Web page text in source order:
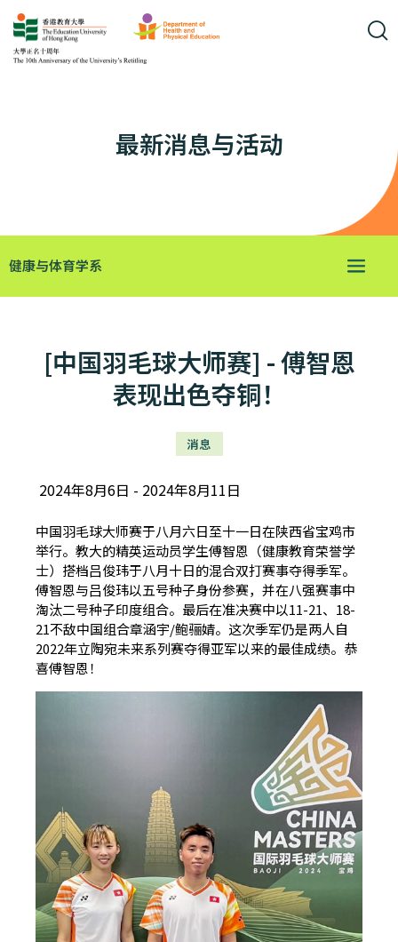
最新消息与活动
健康与体育学系
[中国羽毛球大师赛] - 傅智恩
表现出色夺铜！
消息
2024年8月6日 2024年8月11日
中国羽毛球大师赛于八月六日至十一日在陕西省宝鸡市
举行。教大的精英运动员学生傅智恩（健康教育荣誉学
士）搭档吕俊玮于八月十日的混合双打赛事夺得季军。
傅智恩与吕俊玮以五号种子身份参赛，并在八强赛事中
淘汰二号种子印度组合。最后在准决赛中以11-21、18-
21不敌中国组合章涵宇/鲍骊婧。这次季军仍是两人自
2022年立陶宛未来系列赛夺得亚军以来的最佳成绩。恭
喜傅智恩！